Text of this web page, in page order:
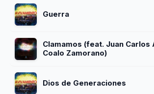
Guerra
Clamamos (feat. Juan Carlos
Coalo Zamorano)
Dios de Generaciones